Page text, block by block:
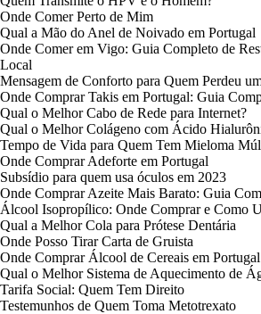
Onde Comer Perto de Mim
Qual a Mão do Anel de Noivado em Portugal
Onde Comer em Vigo: Guia Completo de
Local
Mensagem de Conforto para Quem Perdeu
Onde Comprar Takis em Portugal: Guia
Qual o Melhor Cabo de Rede para Internet?
Qual o Melhor Colágeno com Ácido
Tempo de Vida para Quem Tem Mieloma
Onde Comprar Adeforte em Portugal
Subsídio para quem usa óculos em 2023
Onde Comprar Azeite Mais Barato: Guia
Álcool Isopropílico: Onde Comprar e Como
Qual a Melhor Cola para Prótese Dentária
Onde Posso Tirar Carta de Gruista
Onde Comprar Álcool de Cereais em
Qual o Melhor Sistema de Aquecimento de
Tarifa Social: Quem Tem Direito
Testemunhos de Quem Toma Metotrexato